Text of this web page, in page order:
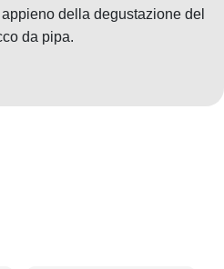
della degustazione del
da pipa.